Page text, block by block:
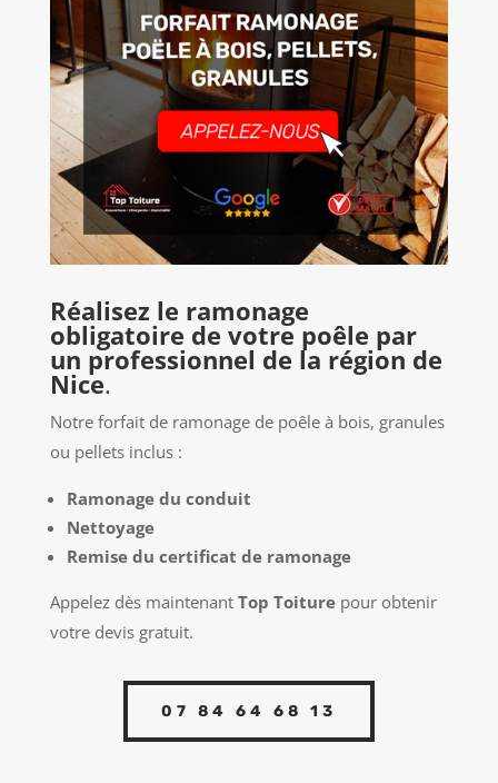
Réalisez le ramonage
obligatoire de votre poêle par
un professionnel de la région de
Nice.
Notre forfait de ramonage de poêle à bois, granules
ou pellets inclus :
Ramonage du conduit
Nettoyage
Remise du certificat de ramonage
Appelez dès maintenant Top Toiture pour obtenir
votre devis gratuit.
07 84 64 68 13